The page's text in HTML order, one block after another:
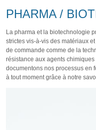
PHARMA /
La pharma et la biotechnologie
strictes vis-à-vis des matériaux
de commande comme de la
résistance aux agents
documentons nos processus en
à tout moment grâce à notre